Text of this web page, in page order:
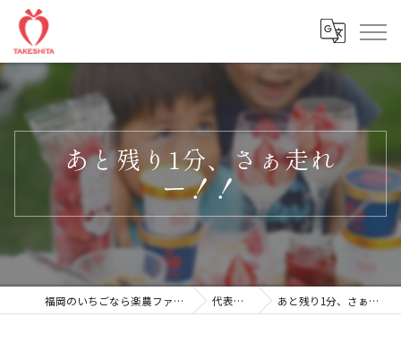
あと残り1分、さぁ走れ
ー！！
福岡のいちごなら楽農ファームたけした 代表ブログ あと残り1分、さぁ走れー！！